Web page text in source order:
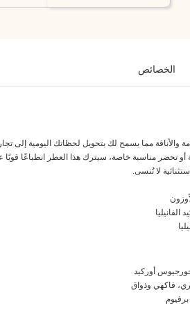
الخصائص
والأناقة مما يسمح لك بتحويل لحظاتك اليومية إلى
تحضر مناسبة خاصة، سيترك هذا العطر انطباعًا
لا تُنسى.
الفانيليا
أوركيد
فاكهي وذواق